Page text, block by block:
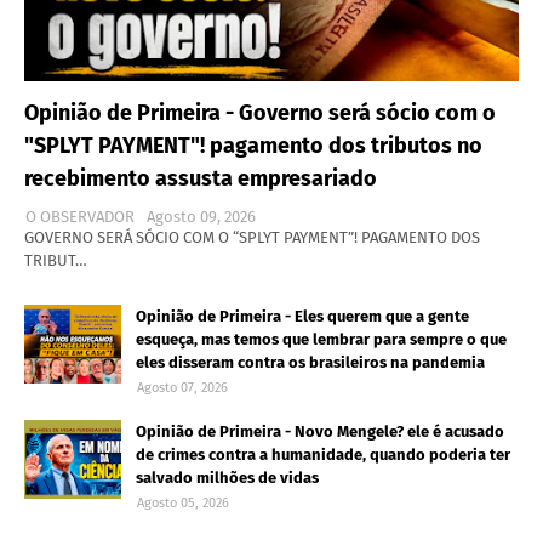
Opinião de Primeira - Governo será sócio com o
"SPLYT PAYMENT"! pagamento dos tributos no
recebimento assusta empresariado
O OBSERVADOR
Agosto 09, 2026
GOVERNO SERÁ SÓCIO COM O “SPLYT PAYMENT”! PAGAMENTO DOS
TRIBUT…
Opinião de Primeira - Eles querem que a gente
esqueça, mas temos que lembrar para sempre o que
eles disseram contra os brasileiros na pandemia
Agosto 07, 2026
Opinião de Primeira - Novo Mengele? ele é acusado
de crimes contra a humanidade, quando poderia ter
salvado milhões de vidas
Agosto 05, 2026